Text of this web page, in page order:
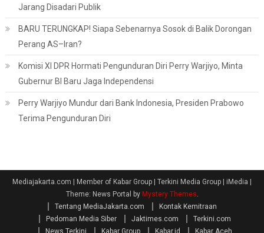
Jarang Disadari Publik
BARU TERUNGKAP! Siapa Sebenarnya Sosok di Balik Dorongan
Perang AS–Iran?
Komisi XI DPR Hormati Pengunduran Diri Perry Warjiyo, Minta
Gubernur BI Baru Jaga Independensi
Perry Warjiyo Mundur dari Bank Indonesia, Presiden Prabowo
Terima Pengunduran Diri
Mediajakarta.com | Member of Kabar Group | Terkini Media Group | iMedia
Theme: News Portal by Mystery Themes.
Tentang MediaJakarta.com
Kontak Kemitraan
Pedoman Media Siber
Jaktimes.com
Terkini.com
News Terkini
Kabar Group Kabar.id Kabar Aceh